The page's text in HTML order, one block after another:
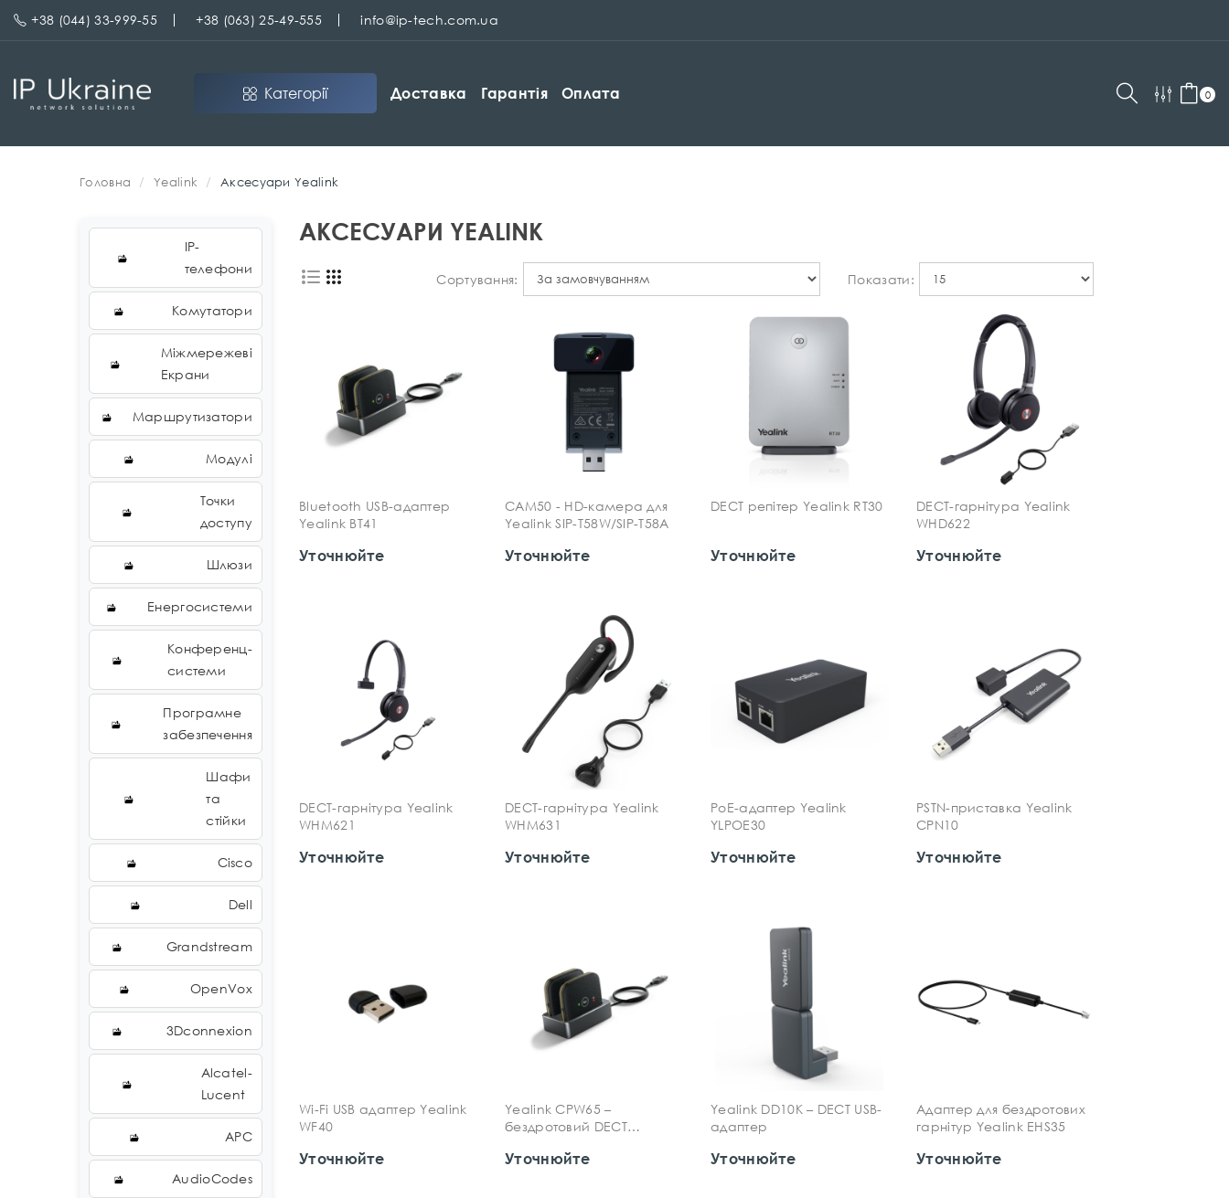
+38 (044) 33-999-55 +38 (063) 25-49-555 info@ip-tech.com.ua
Категорії Доставка Гарантія Оплата 0
Головна Yealink Аксесуари Yealink
IP-
телефони
Комутатори
Міжмережеві
Екрани
Маршрутизатори
Модулі
Точки
доступу
Шлюзи
Енергосистеми
Конференц-
системи
Програмне
забезпечення
Шафи
та
стійки
Cisco
Dell
Grandstream
OpenVox
3Dconnexion
Alcatel-
Lucent
APC
AudioCodes
АКСЕСУАРИ YEALINK
Сортування: Показати:
Bluetooth USB-адаптер
Yealink BT41
Уточнюйте
CAM50 - HD-камера для
Yealink SIP-T58W/SIP-T58A
Уточнюйте
DECT репітер Yealink RT30
Уточнюйте
DECT-гарнітура Yealink
WHD622
Уточнюйте
DECT-гарнітура Yealink
WHM621
Уточнюйте
DECT-гарнітура Yealink
WHM631
Уточнюйте
PoE-адаптер Yealink
YLPOE30
Уточнюйте
PSTN-приставка Yealink
CPN10
Уточнюйте
Wi-Fi USB адаптер Yealink
WF40
Уточнюйте
Yealink CPW65 –
бездротовий DECT
для конференц-телефону
Уточнюйте
Yealink DD10K – DECT USB-
адаптер
Уточнюйте
Адаптер для бездротових
гарнітур Yealink EHS35
Уточнюйте